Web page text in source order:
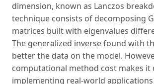
dimension, known as Lanczos
technique consists of decomposing
matrices built with eigenvalues
The generalized inverse found with
better the data on the model.
computational method cost makes it
implementing real-world